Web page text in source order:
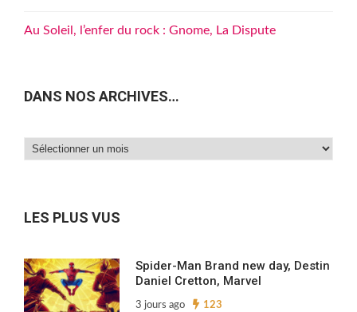
Au Soleil, l’enfer du rock : Gnome, La Dispute
DANS NOS ARCHIVES…
Dans
LES PLUS VUS
Spider-Man Brand new day, Destin
Daniel Cretton, Marvel
3 jours ago 123